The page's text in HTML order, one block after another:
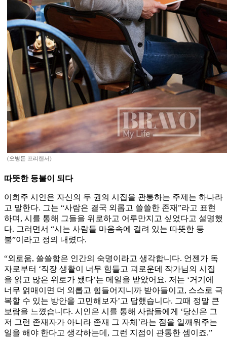
(오병돈 프리랜서)
따뜻한 등불이 되다
이희주 시인은 자신의 두 권의 시집을 관통하는 주제는 하나라
고 말한다. 그는 “사람은 결국 외롭고 쓸쓸한 존재”라고 표현
하며, 시를 통해 그들을 위로하고 어루만지고 싶었다고 설명했
다. 그러면서 “시는 사람들 마음속에 걸려 있는 따뜻한 등
불”이라고 정의 내렸다.
“외로움, 쓸쓸함은 인간의 숙명이라고 생각합니다. 언젠가 독
자로부터 ‘직장 생활이 너무 힘들고 괴로운데 작가님의 시집
을 읽고 많은 위로가 됐다’는 메일을 받았어요. 저는 ‘거기에
너무 얽매이면 더 외롭고 힘들어지니까 받아들이고, 스스로 극
복할 수 있는 방안을 고민해보자’고 답했습니다. 그때 정말 큰
보람을 느꼈습니다. 시인은 시를 통해 사람들에게 ‘당신은 그
저 그런 존재자가 아니라 존재 그 자체’라는 점을 일깨워주는
일을 해야 한다고 생각하는데, 그런 지점이 관통한 셈이죠.”